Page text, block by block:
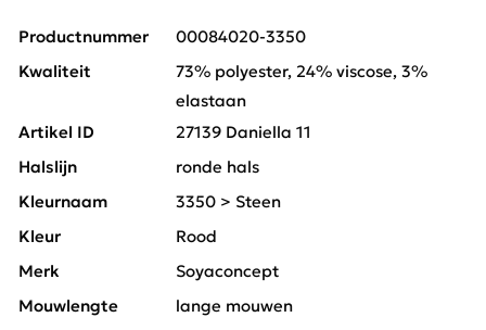
Productnummer
00084020-3350
Kwaliteit
73% polyester, 24% viscose, 3%
elastaan
Artikel ID
27139 Daniella 11
Halslijn
ronde hals
Kleurnaam
3350 > Steen
Kleur
Rood
Merk
Soyaconcept
Mouwlengte
lange mouwen